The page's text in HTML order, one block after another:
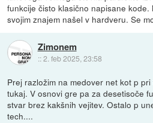
funkcije čisto klasično napisane
svojim znajem našel v hardveru. Se
Zimonem
::2. feb 2025, 23:58
Prej razložim na medover net kot p
tukaj. V osnovi gre pa za desetisoče
stvar brez kakšnih vejitev. Ostalo p
tech....